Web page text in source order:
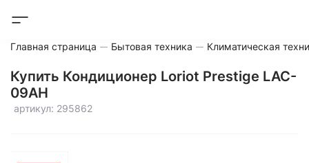
Главная страница Бытовая техника Климатическая
Купить Кондиционер Loriot Prestige LAC-
09AH
артикул: 295862